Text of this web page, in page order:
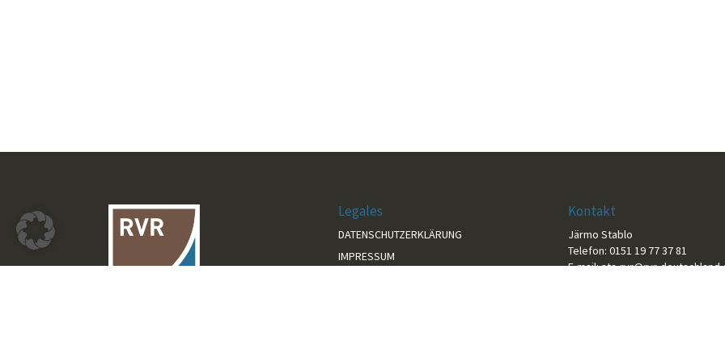
Legales
DATENSCHUTZERKLÄRUNG
IMPRESSUM
Kontakt
Järmo Stablo
Telefon: 0151 19 77 37 81
E-mail:sta-rvr@rvr-